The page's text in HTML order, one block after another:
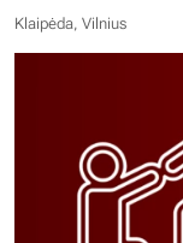
Klaipėda, Vilnius